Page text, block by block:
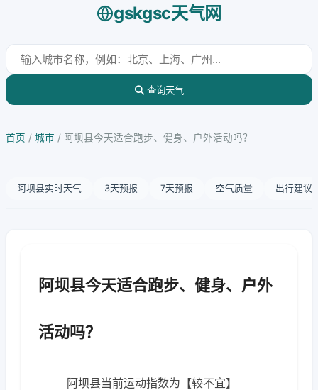
gskgsc天气网
查询天气
首页 / 城市 / 阿坝县今天适合跑步、健身、户外活动吗？
阿坝县实时天气 3天预报 7天预报 空气质量 出行建议
阿坝县今天适合跑步、健身、户外
活动吗？
阿坝县当前运动指数为【较不宜】